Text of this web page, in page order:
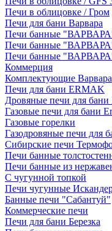
Печи в облицовке / Гром
Печи для бани Варвара
Печи банные
Печи банные "ВАРВАРА"
Печи банные "ВАРВАРА"
Коммерция
Комплектующие Варвара
Печи для бани ERMAK
Дровяные печи для бани
Газовые печи для бани
Газовые горелки
Газодровяные печи для
Сибирские печи
Печи банные
Печи банные из
С чугунной топкой
Печи чугунные
Банные печи "Сабантуй"
Коммерческие печи
Печи для бани Березка